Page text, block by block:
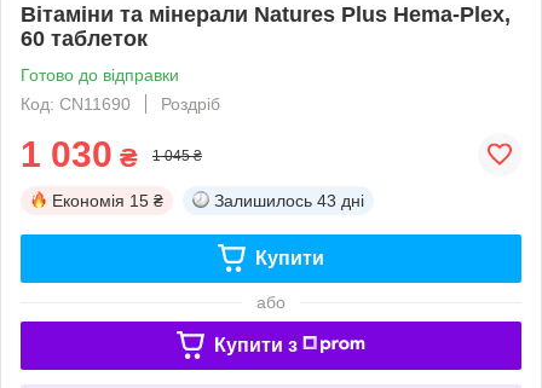
Вітаміни та мінерали Natures Plus Hema-Plex,
60 таблеток
Готово до відправки
Код: CN11690
Роздріб
1 030 ₴ 1 045 ₴
Економія 15 ₴ Залишилось 43 дні
Купити
або
Купити з